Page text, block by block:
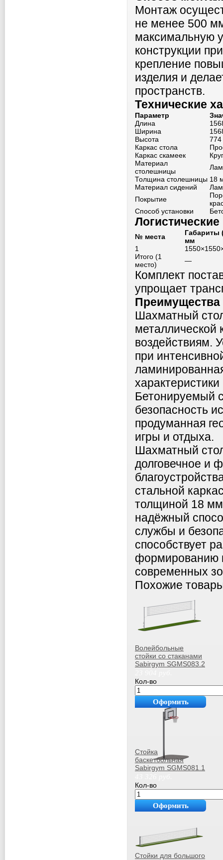
Монтаж
не менее 500
максимальную
конструкции
крепление
изделия и
пространств.
Технические
Параметр
Длина
Ширина
Высота
Каркас стола
Каркас скамеек
Материал
столешницы
Толщина столешницы 18
Материал сидений
Покрытие
Способ установки
№ места
Габариты
мм
1
Итого (1
место)
—
Комплект
упрощает
Преимущества
Шахматный
металлической
воздействиям.
при
Бетонируемый
безопасность
продуманная
игры и отдыха.
Шахматный
долговечное и
стальной
толщиной 18
надёжный
службы и
способствует
формированию
современных
Похожие
Волейбольные
стойки со стаканами
Sabirgym SGMS083.2
Кол-во
Оформить
покупку
Стойка
баскетбольная
Sabirgym SGMS081.1
Кол-во
Оформить
Стойки для большого